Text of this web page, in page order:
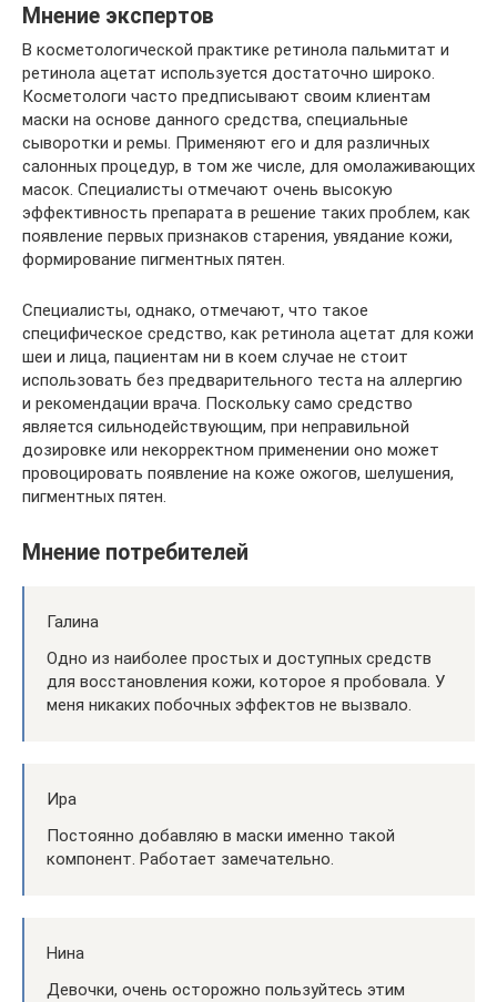
Мнение экспертов
В косметологической практике ретинола пальмитат и
ретинола ацетат используется достаточно широко.
Косметологи часто предписывают своим клиентам
маски на основе данного средства, специальные
сыворотки и ремы. Применяют его и для различных
салонных процедур, в том же числе, для омолаживающих
масок. Специалисты отмечают очень высокую
эффективность препарата в решение таких проблем, как
появление первых признаков старения, увядание кожи,
формирование пигментных пятен.
Специалисты, однако, отмечают, что такое
специфическое средство, как ретинола ацетат для кожи
шеи и лица, пациентам ни в коем случае не стоит
использовать без предварительного теста на аллергию
и рекомендации врача. Поскольку само средство
является сильнодействующим, при неправильной
дозировке или некорректном применении оно может
провоцировать появление на коже ожогов, шелушения,
пигментных пятен.
Мнение потребителей
Галина
Одно из наиболее простых и доступных средств
для восстановления кожи, которое я пробовала. У
меня никаких побочных эффектов не вызвало.
Ира
Постоянно добавляю в маски именно такой
компонент. Работает замечательно.
Нина
Девочки, очень осторожно пользуйтесь этим